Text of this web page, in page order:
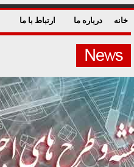
خانه درباره ما ارتباط با ما